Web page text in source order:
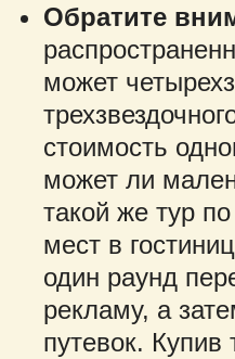
Обратите
может
стоимость
может ли
такой же тур
мест в
один раунд
рекламу, а
путевок.